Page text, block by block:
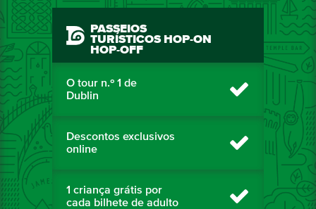
PASSEIOS
TURÍSTICOS HOP-ON
HOP-OFF
O tour n.º 1 de
Dublin
Descontos exclusivos
online
1 criança grátis por
cada bilhete de adulto